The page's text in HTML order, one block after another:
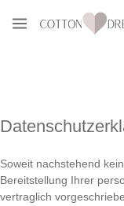
Zum Hauptinhalt
Soweit nachstehend
Bereitstellung Ihrer
vertraglich